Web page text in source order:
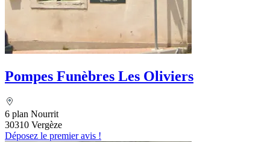
Pompes Funèbres Les Oliviers
6 plan Nourrit
30310 Vergèze
Déposez le premier avis !